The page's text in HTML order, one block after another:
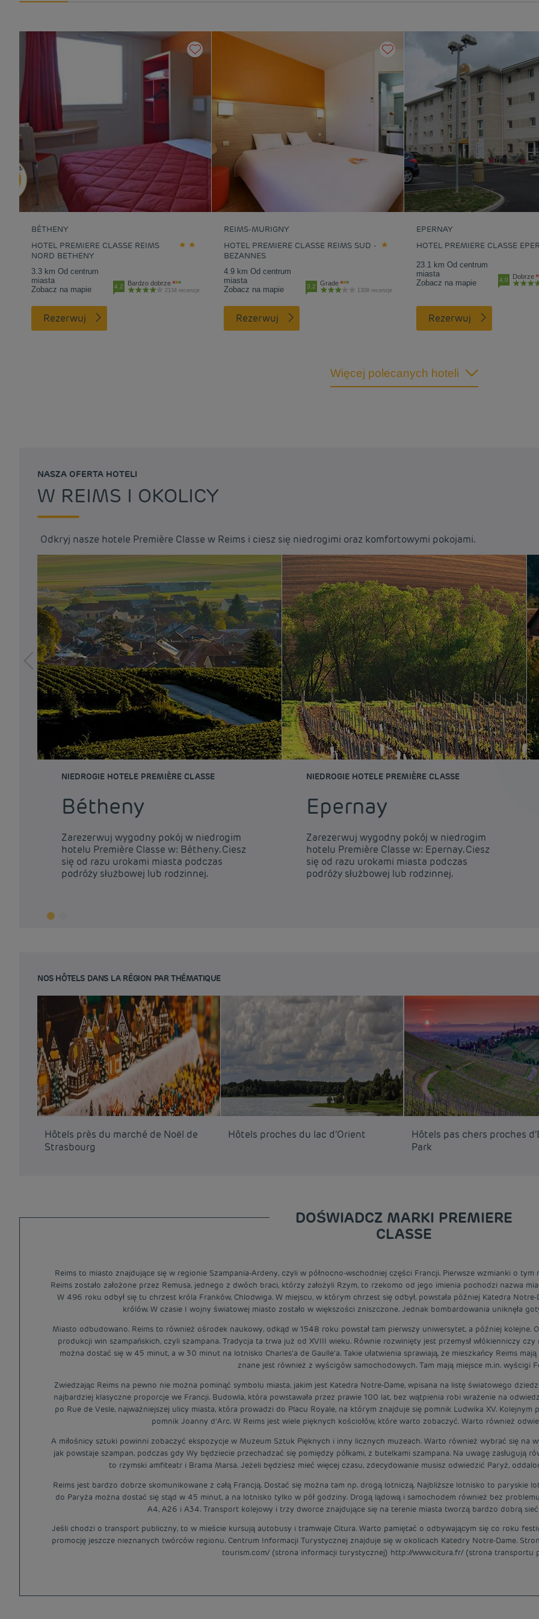
BÉTHENY
HOTEL PREMIERE CLASSE REIMS
NORD BETHENY
3.3 km Od centrum
miasta
Zobacz na mapie
4.2 Bardzo dobrze
2134 recenzje
Rezerwuj
REIMS-MURIGNY
HOTEL PREMIERE CLASSE REIMS SUD -
BEZANNES
4.9 km Od centrum
miasta
Zobacz na mapie
3.2 Grade
1308 recenzje
Rezerwuj
EPERNAY
HOTEL PREMIERE CLASSE
23.1 km Od centrum
miasta
Zobacz na mapie
4.0 Dobrze
Rezerwuj
Więcej polecanych hoteli
NASZA OFERTA HOTELI
W REIMS I OKOLICY
Odkryj nasze hotele Première Classe w Reims i ciesz się niedrogimi oraz komfortowymi pokojami.
NIEDROGIE HOTELE PREMIÈRE CLASSE
Bétheny
Zarezerwuj wygodny pokój w niedrogim
hotelu Première Classe w: Bétheny. Ciesz
się od razu urokami miasta podczas
podróży służbowej lub rodzinnej.
NIEDROGIE HOTELE PREMIÈRE CLASSE
Epernay
Zarezerwuj wygodny pokój w niedrogim
hotelu Première Classe w: Epernay. Ciesz
się od razu urokami miasta podczas
podróży służbowej lub rodzinnej.
NOS HÔTELS DANS LA RÉGION PAR THÉMATIQUE
Hôtels près du marché de Noël de
Strasbourg
Hôtels proches du lac d’Orient
Hôtels pas chers proches
Park
DOŚWIADCZ MARKI PREMIERE
CLASSE
Reims to miasto znajdujące się w regionie Szampania-Ardeny, czyli w północno-wschodniej części Francji. Pierwsze wzmianki o
Reims zostało założone przez Remusa, jednego z dwóch braci, którzy założyli Rzym, to rzekomo od jego imienia pochodzi nazwa
W 496 roku odbył się tu chrzest króla Franków, Chlodwiga. W miejscu, w którym chrzest się odbył, powstała później Katedra
królów. W czasie I wojny światowej miasto zostało w większości zniszczone. Jednak bombardowania uniknęła
Miasto odbudowano. Reims to również ośrodek naukowy, odkąd w 1548 roku powstał tam pierwszy uniwersytet, a później kolejne.
produkcji win szampańskich, czyli szampana. Tradycja ta trwa już od XVIII wieku. Równie rozwinięty jest przemysł włókienniczy czy
można dostać się w 45 minut, a w 30 minut na lotnisko Charles’a de Gaulle’a. Takie ułatwienia sprawiają, że mieszkańcy Reims
znane jest również z wyścigów samochodowych. Tam mają miejsce m.in. wyścigi
Zwiedzając Reims na pewno nie można pominąć symbolu miasta, jakim jest Katedra Notre-Dame, wpisana na listę światowego
najbardziej klasyczne proporcje we Francji. Budowla, która powstawała przez prawie 100 lat, bez wątpienia robi wrażenie na
po Rue de Vesle, najważniejszej ulicy miasta, która prowadzi do Placu Royale, na którym znajduje się pomnik Ludwika XV.
pomnik Joanny d’Arc. W Reims jest wiele pięknych kościołów, które warto zobaczyć. Warto również
A miłośnicy sztuki powinni zobaczyć ekspozycje w Muzeum Sztuk Pięknych i inny licznych muzeach. Warto również wybrać się na
jak powstaje szampan, podczas gdy Wy będziecie przechadzać się pomiędzy półkami, z butelkami szampana. Na uwagę zasługują
to rzymski amfiteatr i Brama Marsa. Jeżeli będziesz mieć więcej czasu, zdecydowanie musisz odwiedzić Paryż,
Reims jest bardzo dobrze skomunikowane z całą Francją. Dostać się można tam np. drogą lotniczą. Najbliższe lotnisko to paryskie
do Paryża można dostać się stąd w 45 minut, a na lotnisko tylko w pół godziny. Drogą lądową i samochodem również bez
A4, A26 i A34. Transport kolejowy i trzy dworce znajdujące się na terenie miasta tworzą bardzo dobrą
Jeśli chodzi o transport publiczny, to w mieście kursują autobusy i tramwaje Citura. Warto pamiętać o odbywającym się co roku
promocję jeszcze nieznanych twórców regionu. Centrum Informacji Turystycznej znajduje się w okolicach Katedry Notre-Dame.
tourism.com/ (strona informacji turystycznej) http://www.citura.fr/ (strona transportu